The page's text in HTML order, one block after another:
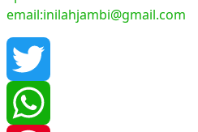
email:inilahjambi@gmail.com
Twitter